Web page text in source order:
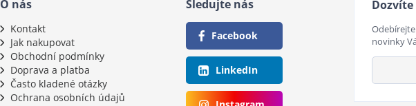
O nás
Kontakt
Jak nakupovat
Obchodní podmínky
Doprava a platba
Často kladené otázky
Ochrana osobních údajů
Sledujte nás
Facebook
LinkedIn
novinky